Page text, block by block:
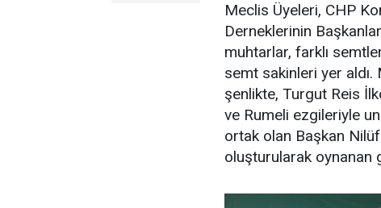
Meclis Üyeleri, CHP
Derneklerinin
muhtarlar, farklı
semt sakinleri yer
şenlikte, Turgut Reis
ve Rumeli ezgileriyle
ortak olan Başkan
oluşturularak oynanan